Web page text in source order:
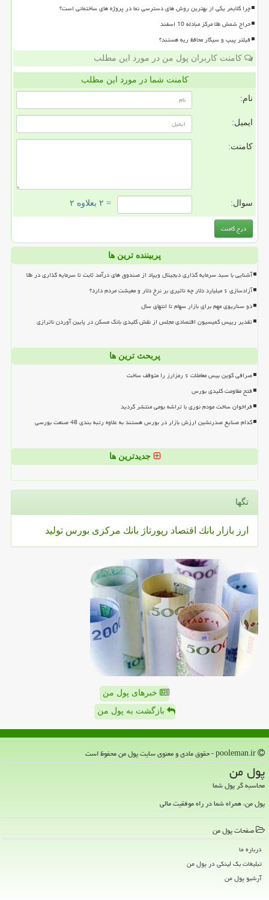
چرا کلایمر یکی از بهترین روش های دسترسی نما در پروژه های ساختمانی است؟
حراج شمش طلا مرکز مبادله 10 اسفند
فیلتر پیپ و سیگار محافظ ریه هستند؟
کامنت کاربران پول من در مورد این مطلب
کامنت شما در مورد این مطلب
نام:
ایمیل:
کامنت:
سوال: = ۲ بعلاوه ۲
پربیننده ترین ها
آشنایی با سبد سرمایه گذاری دیجیتال ویپاد از صندوق های درآمد ثابت تا سرمایه گذاری در طلا
آزادسازی ۶ میلیارد دلار چه تاثیری بر نرخ دلار و معیشت مردم دارد؟
دو سناریوی مهم برای بازار سهام تا انتهای سال
تقدیر رییس کمیسیون اقتصادی مجلس از نقش کلیدی بانک مسکن در پایین آوردن ناترازی
پربحث ترین ها
صرافی کوین بیس معاملات ۶ رمزارز را متوقف ساخت
فتح مقاومت کلیدی بورس
فراخوان ساخت مودم نوری با تراشه بومی منتشر گردید
کدام صنایع صدرنشین ارزش بازار در بورس هستند به علاوه رتبه بندی 48 صنعت بورسی
جدیدترین ها
تگها
ارز بازار بانك اقتصاد رپورتاژ بانك مركزی بورس تولید
خبرهای پول من
بازگشت به پول من
پول من
محاسبه گر پول شما
پول من، همراه شما در راه موفقیت مالی
صفحات پول من
درباره ما
تبلیغات بک لینکی در پول من
آرشیو پول من